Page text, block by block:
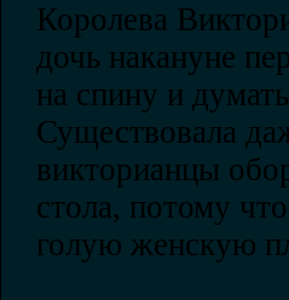
Королева
дочь накануне
на спину и
Существовала
викторианцы
стола, потому
голую женскую